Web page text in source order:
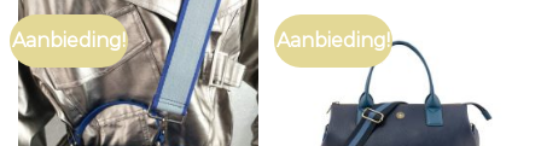
Aanbieding! Aanbieding!